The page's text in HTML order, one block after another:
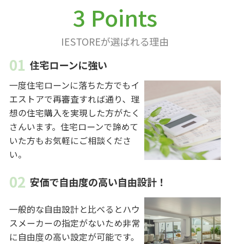
3 Points
IESTOREが選ばれる理由
住宅ローンに強い
一度住宅ローンに落ちた方でもイ
エストアで再審査すれば通り、理
想の住宅購入を実現した方がたく
さんいます。住宅ローンで諦めて
いた方もお気軽にご相談くださ
い。
安価で自由度の高い自由設計！
一般的な自由設計と比べるとハウ
スメーカーの指定がないため非常
に自由度の高い設定が可能です。